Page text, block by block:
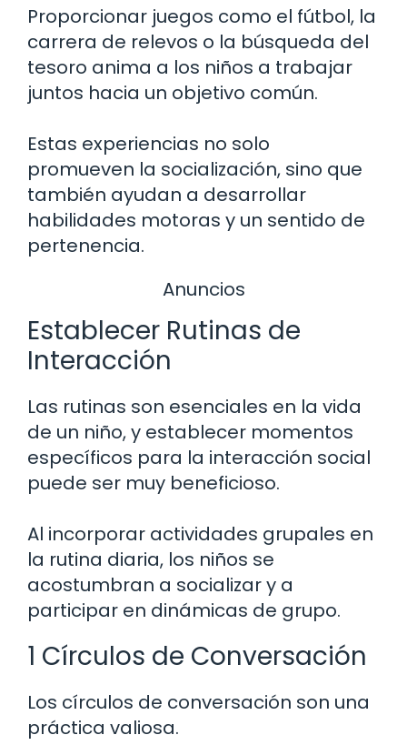
Proporcionar juegos como el fútbol, la
carrera de relevos o la búsqueda del
tesoro anima a los niños a trabajar
juntos hacia un objetivo común.
Estas experiencias no solo
promueven la socialización, sino que
también ayudan a desarrollar
habilidades motoras y un sentido de
pertenencia.
Anuncios
Establecer Rutinas de
Interacción
Las rutinas son esenciales en la vida
de un niño, y establecer momentos
específicos para la interacción social
puede ser muy beneficioso.
Al incorporar actividades grupales en
la rutina diaria, los niños se
acostumbran a socializar y a
participar en dinámicas de grupo.
1 Círculos de Conversación
Los círculos de conversación son una
práctica valiosa.